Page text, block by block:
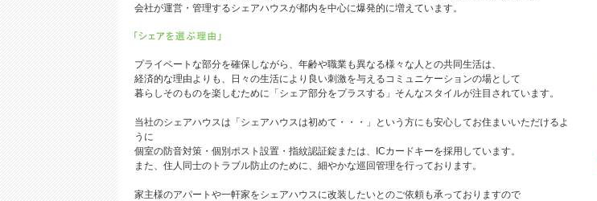
会社が運営・管理するシェアハウスが都内を中心に爆発的に増えています。
プライベートな部分を確保しながら、年齢や職業も異なる様々な人との共同生活は、
経済的な理由よりも、日々の生活により良い刺激を与えるコミュニケーションの場として
暮らしそのものを楽しむために「シェア部分をプラスする」そんなスタイルが注目されています。
当社のシェアハウスは「シェアハウスは初めて・・・」という方にも安心してお住まいいただけるよ
うに
個室の防音対策・個別ポスト設置・指紋認証錠または、ICカードキーを採用しています。
また、住人同士のトラブル防止のために、細やかな巡回管理を行っております。
家主様のアパートや一軒家をシェアハウスに改装したいとのご依頼も承っておりますので